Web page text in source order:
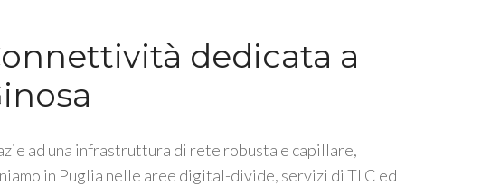
dedicata a
ad una infrastruttura di rete robusta e capillare,
in Puglia nelle aree digital-divide, servizi di TLC ed